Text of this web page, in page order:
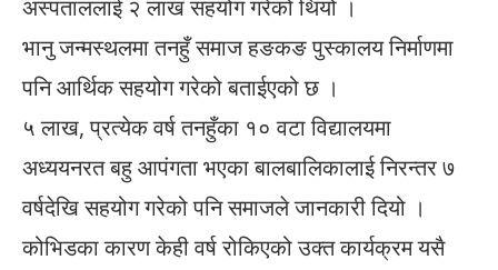
अस्पताललाई २ लाख सहयोग गरेको थियो ।
भानु जन्मस्थलमा तनहुँ समाज हङकङ पुस्कालय निर्माणमा
पनि आर्थिक सहयोग गरेको बताईएको छ ।
५ लाख, प्रत्येक वर्ष तनहुँका १० वटा विद्यालयमा
अध्ययनरत बहु आपंगता भएका बालबालिकालाई निरन्तर ७
वर्षदेखि सहयोग गरेको पनि समाजले जानकारी दियो ।
कोभिडका कारण केही वर्ष रोकिएको उक्त कार्यक्रम यसै